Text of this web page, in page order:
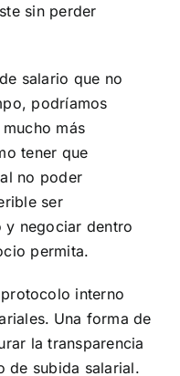
sin perder
salario que no
podríamos
más
tener que
no poder
ser
y negociar dentro
permita.
interno
Una forma de
la transparencia
de subida salarial.